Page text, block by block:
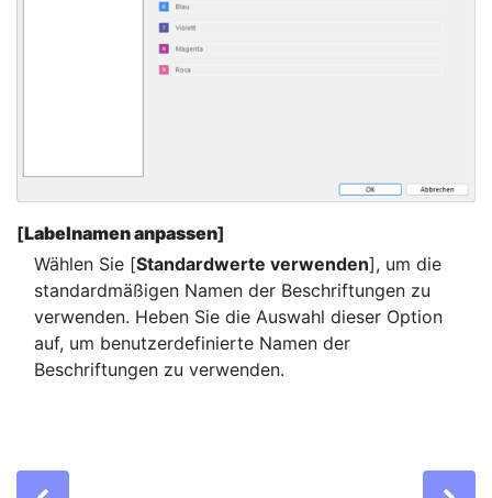
[Labelnamen anpassen]
Wählen Sie [Standardwerte verwenden], um die
standardmäßigen Namen der Beschriftungen zu
verwenden. Heben Sie die Auswahl dieser Option
auf, um benutzerdefinierte Namen der
Beschriftungen zu verwenden.